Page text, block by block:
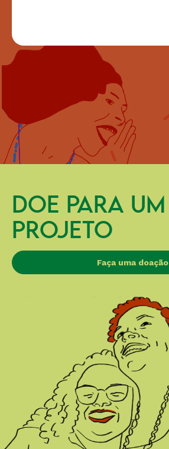
DOE PARA UM
PROJETO
Faça uma doação